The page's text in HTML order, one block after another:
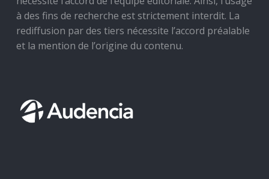
à des fins de recherche est strictement interdit. La
rediffusion par des tiers nécessite l’accord préalable
et la mention de l’origine du contenu.